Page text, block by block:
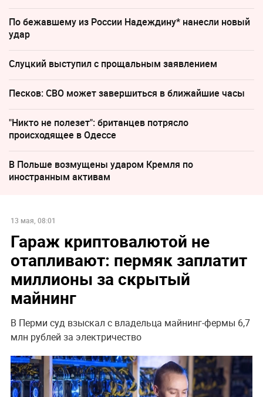
По бежавшему из России Надеждину* нанесли новый
удар
Слуцкий выступил с прощальным заявлением
Песков: СВО может завершиться в ближайшие часы
"Никто не полезет": британцев потрясло
происходящее в Одессе
В Польше возмущены ударом Кремля по
иностранным активам
13 мая, 08:01
Гараж криптовалютой не
отапливают: пермяк заплатит
миллионы за скрытый
майнинг
В Перми суд взыскал с владельца майнинг-фермы 6,7
млн рублей за электричество